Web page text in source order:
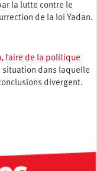
la lutte contre le
de la loi Yadan.
faire de la politique
situation dans laquelle
divergent.